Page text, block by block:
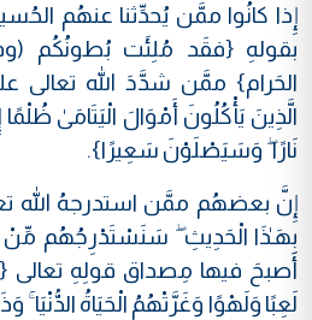
إِذا كانُوا ممَّن يُحدِّثنا عنهُم
بقولهِ {فقَد مُلِئَت بُطونُكُم
الحَرام} ممَّن شدَّدَ الله تعالى
الَّذِينَ يَأْكُلُونَ أَمْوَالَ الْيَتَامَىٰ
نَارًا ۖ وَسَيَصْلَوْنَ سَعِيرًا}.
إِنَّ بعضهُم ممَّن استدرجهُ الله
بِهَـٰذَا الْحَدِيثِ ۖ سَنَسْتَدْرِجُهُم مِّنْ
أَصبحَ فيها مِصداق قولِهِ تعالى
لَعِبًا وَلَهْوًا وَغَرَّتْهُمُ الْحَيَاةُ